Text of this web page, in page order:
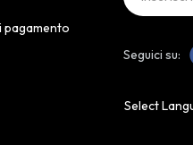
pagamento
Seguici su:
Select